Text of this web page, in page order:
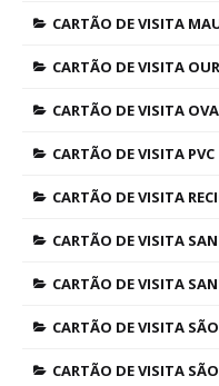
CARTÃO DE VISITA
CARTÃO DE VISITA
CARTÃO DE VISITA
CARTÃO DE VISITA PVC
CARTÃO DE VISITA
CARTÃO DE VISITA
CARTÃO DE VISITA
CARTÃO DE VISITA
CARTÃO DE VISITA